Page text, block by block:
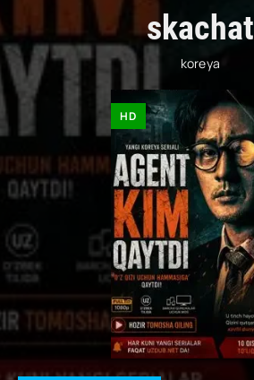
skachat
koreya
HD